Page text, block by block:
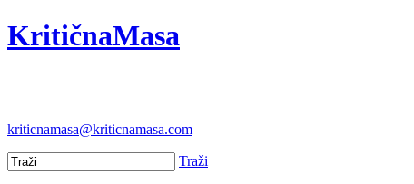
KritičnaMasa
kriticnamasa@kriticnamasa.com
Traži